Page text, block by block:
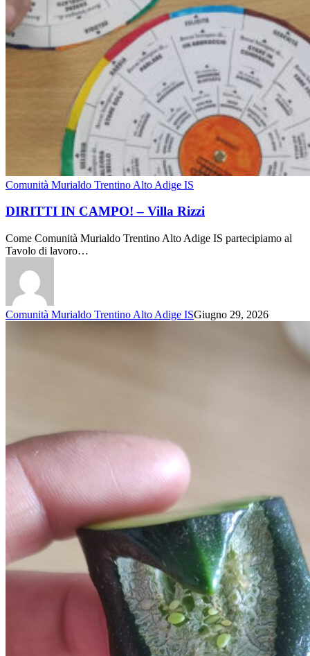
Comunità Murialdo Trentino Alto Adige IS
DIRITTI IN CAMPO! – Villa Rizzi
Come Comunità Murialdo Trentino Alto Adige IS partecipiamo al
Tavolo di lavoro…
Comunità Murialdo Trentino Alto Adige ISGiugno 29, 2026